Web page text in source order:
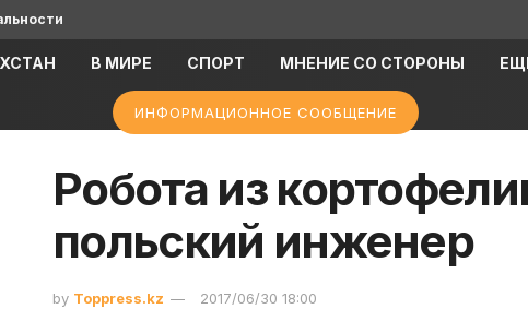
В МИРЕ СПОРТ МНЕНИЕ СО СТОРОНЫ
ИНФОРМАЦИОННОЕ СООБЩЕНИЕ
Робота из
польский инженер
by Toppress.kz 2017/06/30 18:00